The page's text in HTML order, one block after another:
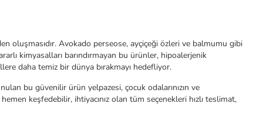
oluşmasıdır. Avokado perseose, ayçiçeği özleri ve balmumu gibi
kimyasalları barındırmayan bu ürünler, hipoalerjenik
daha temiz bir dünya bırakmayı hedefliyor.
bu güvenilir ürün yelpazesi, çocuk odalarınızın ve
keşfedebilir, ihtiyacınız olan tüm seçenekleri hızlı teslimat,